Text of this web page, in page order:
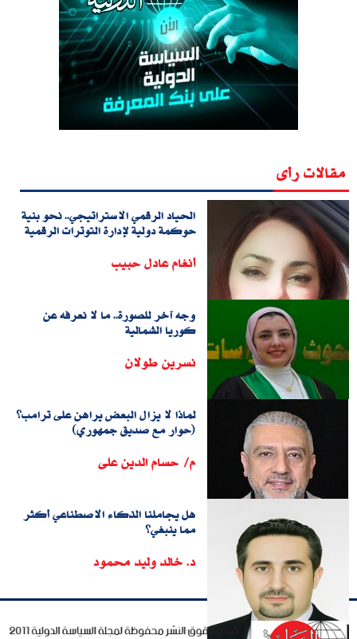
مقالات رأى
الحياد الرقمي الاستراتيجي.. نحو بنية
حوكمة دولية لإدارة التوترات الرقمية
أنغام عادل حبيب
وجه آخر للصورة.. ما لا نعرفه عن
كوريا الشمالية
نسرين طولان
لماذا لا يزال البعض يراهن على ترامب؟
(حوار مع صديق جمهوري)
م/ حسام الدين على
هل يجاملنا الذكاء الاصطناعي أكثر
مما ينبغي؟
د. خالد وليد محمود